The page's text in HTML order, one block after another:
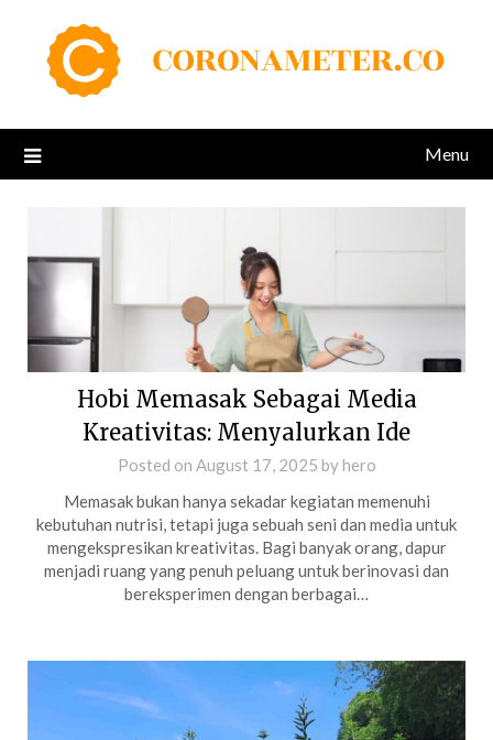
content
Menu
Hobi Memasak Sebagai Media
Kreativitas: Menyalurkan Ide
Posted on August 17, 2025 byhero
Memasak bukan hanya sekadar kegiatan memenuhi
kebutuhan nutrisi, tetapi juga sebuah seni dan media untuk
mengekspresikan kreativitas. Bagi banyak orang, dapur
menjadi ruang yang penuh peluang untuk berinovasi dan
bereksperimen dengan berbagai…